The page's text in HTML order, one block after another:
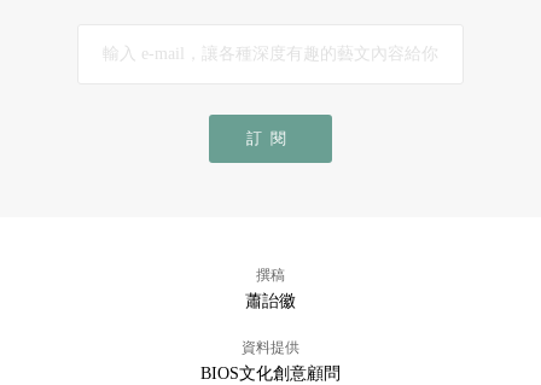
訂閱
撰稿
蕭詒徽
資料提供
BIOS文化創意顧問